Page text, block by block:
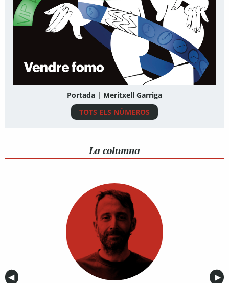
Portada | Meritxell Garriga
TOTS ELS NÚMEROS
La columna
Anterior
◀︎ ▶︎